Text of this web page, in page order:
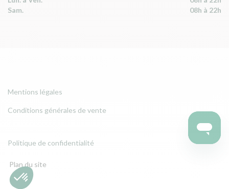
Sam.
08h à 22h
Mentions légales
Conditions générales de vente
Politique de confidentialité
Plan du site